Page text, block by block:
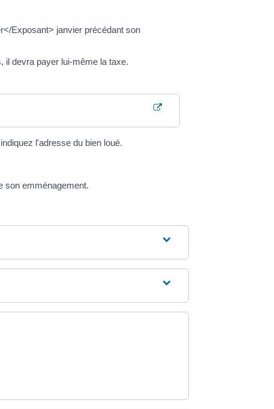
Exposant> janvier précédant son
il devra payer lui-même la taxe.
l'adresse du bien loué.
son emménagement.